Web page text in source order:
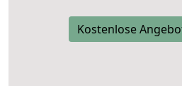
Kostenlose